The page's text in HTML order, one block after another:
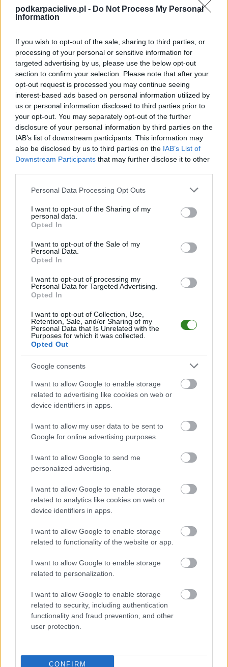
podkarpacielive.pl - Do Not Process My Personal
Information
If you wish to opt-out of the sale, sharing to third parties, or
processing of your personal or sensitive information for
targeted advertising by us, please use the below opt-out
section to confirm your selection. Please note that after your
opt-out request is processed you may continue seeing
interest-based ads based on personal information utilized by
us or personal information disclosed to third parties prior to
your opt-out. You may separately opt-out of the further
disclosure of your personal information by third parties on the
IAB’s list of downstream participants. This information may
also be disclosed by us to third parties on the IAB’s List of
Downstream Participants that may further disclose it to other
Please note that this website/app uses one or more Google
not limited to your visit or usage behaviour. You may click to
grant or deny consent to Google and its third-party tags to
use your data for below specified purposes in below Google
consent section.
Personal Data Processing Opt Outs
I want to opt-out of the Sharing of my
personal data.
Opted In
I want to opt-out of the Sale of my
Personal Data.
Opted In
I want to opt-out of processing my
Personal Data for Targeted Advertising.
Opted In
I want to opt-out of Collection, Use,
Retention, Sale, and/or Sharing of my
Personal Data that Is Unrelated with the
Purposes for which it was collected.
Opted Out
Google consents
I want to allow Google to enable storage
related to advertising like cookies on web or
device identifiers in apps.
I want to allow my user data to be sent to
Google for online advertising purposes.
I want to allow Google to send me
personalized advertising.
I want to allow Google to enable storage
related to analytics like cookies on web or
device identifiers in apps.
I want to allow Google to enable storage
related to functionality of the website or app.
I want to allow Google to enable storage
related to personalization.
I want to allow Google to enable storage
related to security, including authentication
functionality and fraud prevention, and other
user protection.
CONFIRM
zostanie w ramach Rzeszów > Klasa A, gr. II (2. kolejki - Rzeszów > Klasa A,
gr. II).
bramek, kartki, składy, statystyki i informacje o przebiegu
spotkania. To kompletne źródło danych dla kibiców i pasjonatów
lokalnej piłki nożnej. Jeżeli aktualnie nie widzisz tutaj danych z pewnością
pracujemy nad tym żeby je uzupełnić.
Wynik meczu Iskra Jawornik Polski vs Zorza Trzeboś
Po zakończeniu spotkania automatycznie publikujemyoficjalny wynik
spotkania, a także dane meczowe, jeśli są dostępne.
Pełny harmonogram rozgrywek dostępny jest tutaj:Rzeszów > Klasa A,
gr. II - terminarz.
Informacje o składach i strzelcach
W miarę dostępności danych, publikujemyskłady wyjściowe,
aktualizujemy zależnie od poziomu ligi i dostępnych źródeł.
Śledź mecze swojej drużyny
Jeśli jesteś kibicem klubu Iskra Jawornik Polski lub Zorza Trzeboś -
zaglądaj tutaj częściej. Nasz serwis regularnie dostarcza informacje o
terminach meczów, wynikach, transferach i newsach klubowych
piłkarskichw województwie. Sprawdź nasze relacje, śledź ulubioną ligę i
bądź na bieżąco z wydarzeniami z boisk!
Iskra Jawornik Polski - Zorza Trzebośodbędzie się w ramach 2.
kolejki - Rzeszów > Klasa A, gr. II. Spotkanie zostanie rozegrane w dniu 24
Iskra Jawornik Polskiprzystępuje do tego spotkania w roli
gospodarza. Jak drużyna radzi sobie w sezonie 2025/2026 rozgrywek
Rzeszów > Klasa A, gr. II przed własną publicznością? Na tej stronie
możecie zobaczyć tabelę uwzględniającą tylko mecze u siebie. W tabeli
biorącej pod uwagę tylko mecze wyjazdowe możecie natomiast
sprawdzić jak spisuje się klub
Rzeszów > Klasa A, gr. II - sytuacja w tabeli
Przed meczami 2. kolejki - Rzeszów > Klasa A, gr. II gospodarze (Iskra
Jawornik Polski) zajmują5. miejsce
Poniżej znajdziesz także ostatnie mecze obu drużyn oraz statystyki
bramkowe.
Iskra Jawornik Polski vs. Zorza Trzeboś - relacja, wynik na żywo,
transmisja
Wynik meczu Iskra Jawornik Polski - Zorza Trzeboś znajdziesz na naszej
stronie zaraz po jego zakończeniu. Jeżeli szukasz informacji meczowych,
zajrzyj tutaj:Iskra Jawornik Polski vs. Zorza Trzeboś - wynik, składy,
strzelcy
Jeżeli w internecie lub TV dostępna jest
albo innych spotkań Rzeszów
> Klasa A, gr. II na pewno znajdziesz takie informacje na naszym portalu.
Możliwe jednak, że nigdzie nie pojawi się stream online z tego pojedynku.
Asseco Resovia| Developres Rzeszów |ITA TOOLS Stal Mielec
Cellfast Wilki Krosno| Texom Stal Rzeszów|Stal Mielec
Motor Lublin|Stal Rzeszów| Stal Stalowa Wola|Wisła Kraków
Resovia|Wieczysta Kraków